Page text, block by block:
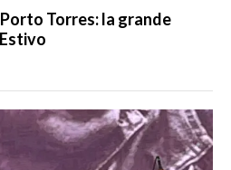
Torres: la grande